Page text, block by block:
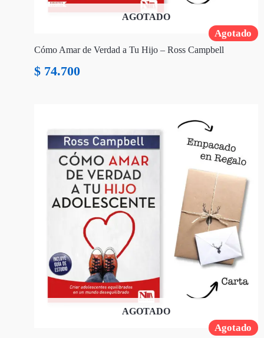
Agotado
AGOTADO
Cómo Amar de Verdad a Tu Hijo – Ross Campbell
$ 74.700
Agotado
AGOTADO